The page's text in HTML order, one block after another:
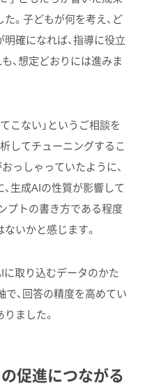
。子どもが何を考え、ど
確になれば、指導に役立
、想定どおりには進みま
こない」というご相談を
してチューニングするこ
っしゃっていたように、
生成AIの性質が影響して
プトの書き方である程度
いかと感じます。
取り込むデータのかた
で、回答の精度を高めてい
ました。
促進に​つながる​